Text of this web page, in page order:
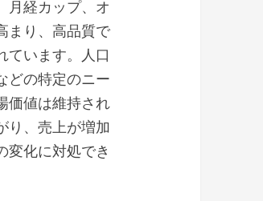
月経カップ、オ
まり、高品質で
ています。人口
どの特定のニー
価値は維持され
り、売上が増加
変化に対処でき